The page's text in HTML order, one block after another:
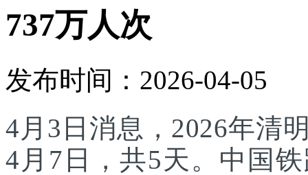
737万人次
发布时间：2026-04-05
4月3日消息，2026年清
4月7日，共5天。中国